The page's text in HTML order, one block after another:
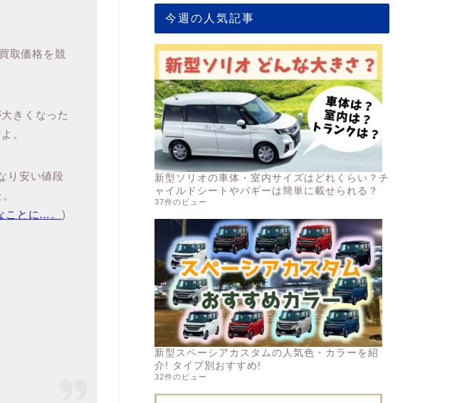
取価格を競
きくなった
。
り安い値段
ことに…。 )
今週の人気記事
新型ソリオの車体・室内サイズはどれくらい？チ
ャイルドシートやバギーは簡単に載せられる？
37件のビュー
新型スペーシアカスタムの人気色・カラーを紹
介! タイプ別おすすめ!
32件のビュー